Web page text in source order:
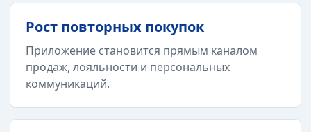
Рост повторных покупок
Приложение становится прямым каналом
продаж, лояльности и персональных
коммуникаций.